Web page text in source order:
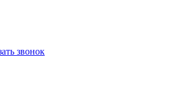
звонок